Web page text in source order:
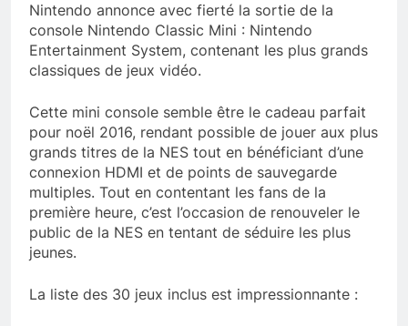
Nintendo annonce avec fierté la sortie de la
console Nintendo Classic Mini : Nintendo
Entertainment System, contenant les plus grands
classiques de jeux vidéo.
Cette mini console semble être le cadeau parfait
pour noël 2016, rendant possible de jouer aux plus
grands titres de la NES tout en bénéficiant d’une
connexion HDMI et de points de sauvegarde
multiples. Tout en contentant les fans de la
première heure, c’est l’occasion de renouveler le
public de la NES en tentant de séduire les plus
jeunes.
La liste des 30 jeux inclus est impressionnante :